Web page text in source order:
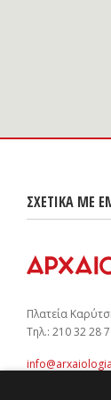
ΣΧΕΤΙΚΑ ΜΕ
Πλατεία
Tηλ.: 210 32 28